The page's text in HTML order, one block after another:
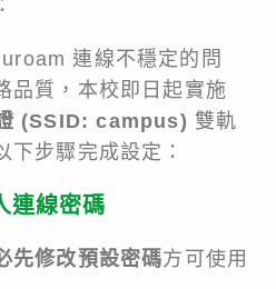
連線不穩定的問
品質，本校即日起實施
(SSID: campus) 雙軌
下步驟完成設定：
連線密碼
先修改預設密碼方可使用